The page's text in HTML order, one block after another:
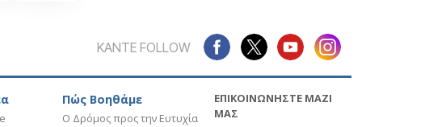
ΚΑΝΤΕ FOLLOW
Πώς Βοηθάμε
Ο Δρόμος προς την Ευτυχία
ΕΠΙΚΟΙΝΩΝΗΣΤΕ ΜΑΖΙ
ΜΑΣ